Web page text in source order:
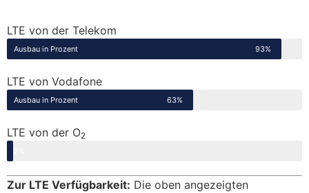
LTE von der Telekom
Ausbau in Prozent 93%
LTE von Vodafone
Ausbau in Prozent 63%
LTE von der O2
Zur LTE Verfügbarkeit: Die oben angezeigten